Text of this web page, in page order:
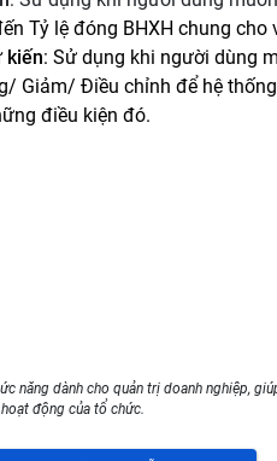
Tỷ lệ đóng BHXH chung cho
kiến: Sử dụng khi người dùng
Giảm/ Điều chỉnh để hệ
điều kiện đó.
năng dành cho quản trị doanh nghiệp,
động của tổ chức.